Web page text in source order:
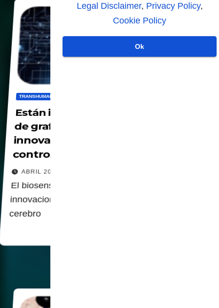
Legal Disclaimer, Privacy Policy,
Cookie Policy
Ok
TRANSHUMANISMO
Están implementando biosensores
de grafeno que impulsará nuevas
innovaciones en robótica
controlada por el cerebro
ABRIL 20, 2022
El biosensor de grafeno impulsará nuevas
innovaciones en robótica controlada por el
cerebro